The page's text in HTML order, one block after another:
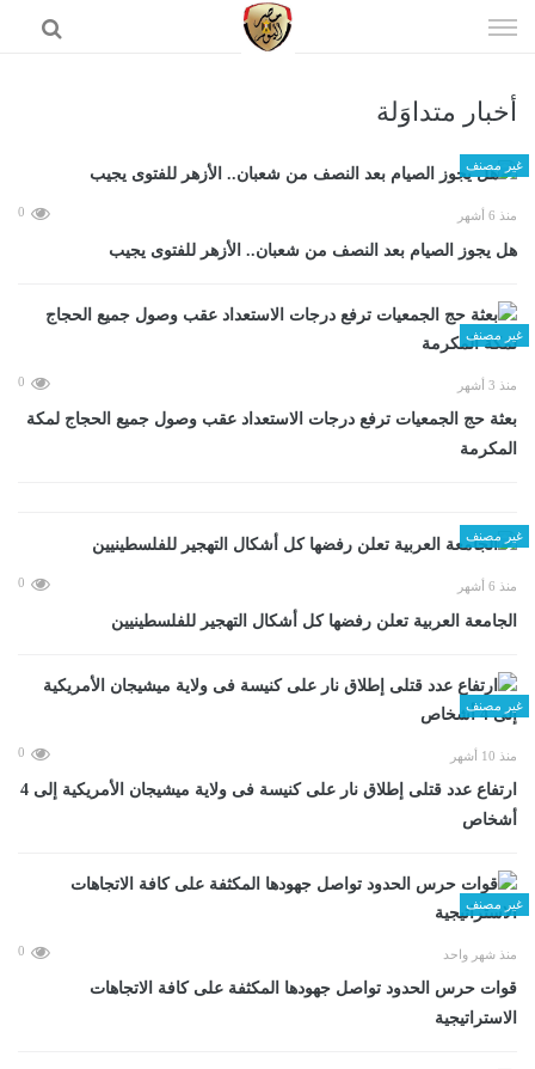
الى
أخبار متداوَلة
غير مصنف
منذ 6 أشهر 0
هل يجوز الصيام بعد النصف من شعبان.. الأزهر للفتوى يجيب
غير مصنف
منذ 3 أشهر 0
بعثة حج الجمعيات ترفع درجات الاستعداد عقب وصول جميع الحجاج لمكة
المكرمة
غير مصنف
منذ 6 أشهر 0
الجامعة العربية تعلن رفضها كل أشكال التهجير للفلسطينيين
غير مصنف
منذ 10 أشهر 0
ارتفاع عدد قتلى إطلاق نار على كنيسة فى ولاية ميشيجان الأمريكية إلى 4
أشخاص
غير مصنف
منذ شهر واحد 0
قوات حرس الحدود تواصل جهودها المكثفة على كافة الاتجاهات
الاستراتيجية